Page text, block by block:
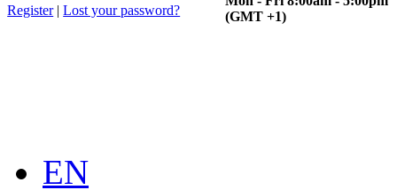
Register|Lost your password?
(GMT +1)
EN